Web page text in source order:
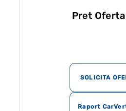
Pret
SOLICITA
Raport